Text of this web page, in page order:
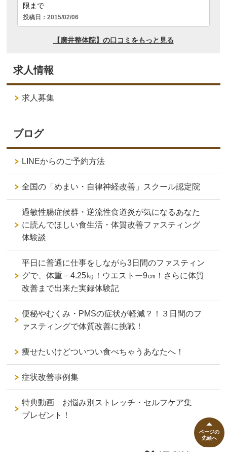
求人情報
求人募集
ブログ
LINEからのご予約方法
全国の「めまい・自律神経改善」スクール認定院
過敏性腸症候群・逆流性食道炎が気になるあなた
に読んでほしい食生活・体質改善ファスティング
体験談
平日に普通に仕事をしながら3日間のファスティン
グで、体重－4.25㎏！ウエストー9㎝！さらに体質
改善まで出来た実録体験記
便秘やむくみ・PMSの症状が軽減？！３日間のフ
ァスティングで体質改善に挑戦！
痩せたいけどついつい食べちゃうあなたへ！
症状改善事例集
特典動画 お悩み別ストレッチ・セルフケア集
プレゼント！
ページの
先頭へ